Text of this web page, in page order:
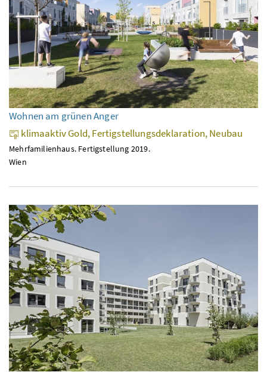
Wohnen am grünen Anger
klimaaktiv Gold, Fertigstellungsdeklaration, Neubau
Mehrfamilienhaus. Fertigstellung 2019.
Wien